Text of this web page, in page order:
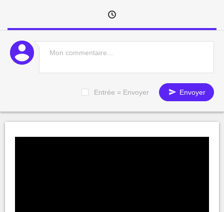
Entrée = Envoyer Envoyer